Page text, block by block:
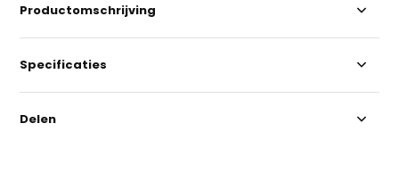
Productomschrijving
Specificaties
Delen